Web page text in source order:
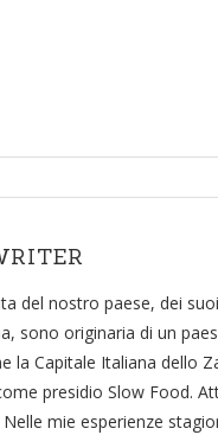
del nostro paese, dei
sono originaria di un
la Capitale Italiana dello
presidio Slow Food.
mie esperienze